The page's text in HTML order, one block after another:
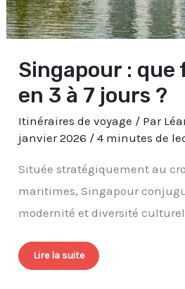
Singapour :
en 3 à 7 jours ?
Itinéraires de voyage / Par
janvier 2026 /4 minutes de
Située stratégiquement au
maritimes, Singapour
modernité et diversité
Lire la suite